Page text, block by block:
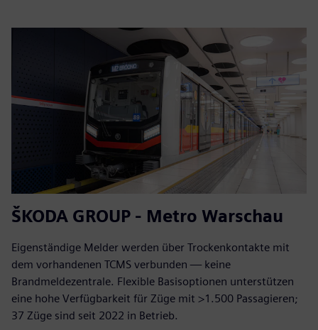
ŠKODA GROUP - Metro Warschau
Eigenständige Melder werden über Trockenkontakte mit
dem vorhandenen TCMS verbunden — keine
Brandmeldezentrale. Flexible Basisoptionen unterstützen
eine hohe Verfügbarkeit für Züge mit >1.500 Passagieren;
37 Züge sind seit 2022 in Betrieb.